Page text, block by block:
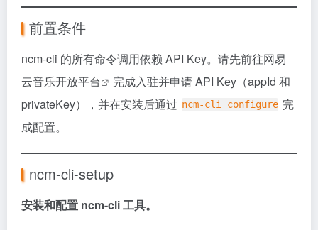
前置条件
ncm-cli 的所有命令调用依赖 API Key。请先前往网易
云音乐开放平台
完成入驻并申请 API Key（appId 和
privateKey），并在安装后通过 ncm-cli configure 完
成配置。
ncm-cli-setup
安装和配置 ncm-cli 工具。